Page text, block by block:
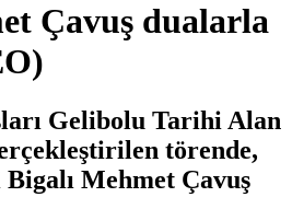
Çavuş dualarla
Gelibolu Tarihi Alan
törende,
Mehmet Çavuş